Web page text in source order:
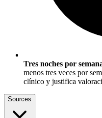
Tres noches por
menos tres veces por
clínico y justifica
Sources